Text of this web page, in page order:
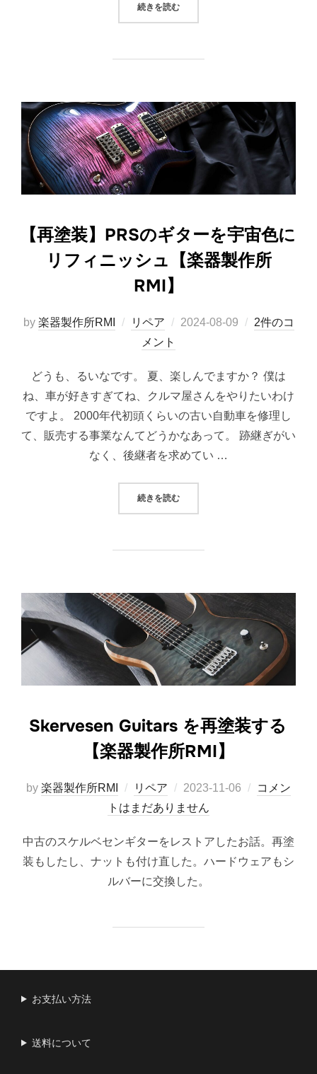
続きを読む“同系色に再塗装。PRSのオレンジ
【再塗装】PRSのギターを宇宙色に
リフィニッシュ【楽器製作所
RMI】
by 楽器製作所RMI リペア
投
2024-08-09
2件のコ
メント
どうも、るいなです。 夏、楽しんでますか？ 僕は
ね、車が好きすぎてね、クルマ屋さんをやりたいわけ
ですよ。 2000年代初頭くらいの古い自動車を修理し
て、販売する事業なんてどうかなあって。 跡継ぎがい
なく、後継者を求めてい …
続きを読む“【再塗装】PRSのギターを宇宙色
Skervesen Guitars を再塗装する
【楽器製作所RMI】
by 楽器製作所RMI リペア
投
稿
2023-11-06
コメン
トはまだありません
中古のスケルベセンギターをレストアしたお話。再塗
装もしたし、ナットも付け直した。ハードウェアもシ
ルバーに交換した。
お支払い方法
送料について